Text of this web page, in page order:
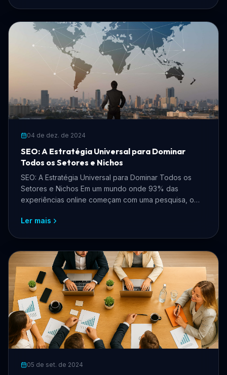
04 de dez. de 2024
SEO: A Estratégia Universal para Dominar
Todos os Setores e Nichos
SEO: A Estratégia Universal para Dominar Todos os
Setores e Nichos Em um mundo onde 93% das
experiências online começam com uma pesquisa, o
Ler mais
05 de set. de 2024